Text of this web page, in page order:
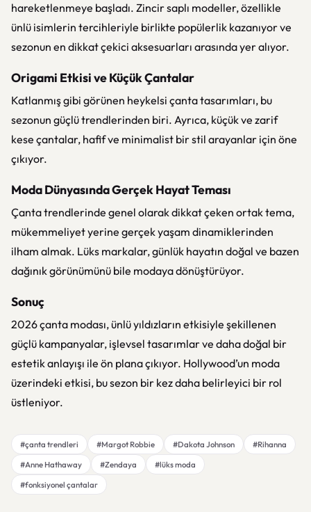
hareketlenmeye başladı. Zincir saplı modeller, özellikle
ünlü isimlerin tercihleriyle birlikte popülerlik kazanıyor ve
sezonun en dikkat çekici aksesuarları arasında yer alıyor.
Origami Etkisi ve Küçük Çantalar
Katlanmış gibi görünen heykelsi çanta tasarımları, bu
sezonun güçlü trendlerinden biri. Ayrıca, küçük ve zarif
kese çantalar, hafif ve minimalist bir stil arayanlar için öne
çıkıyor.
Moda Dünyasında Gerçek Hayat Teması
Çanta trendlerinde genel olarak dikkat çeken ortak tema,
mükemmeliyet yerine gerçek yaşam dinamiklerinden
ilham almak. Lüks markalar, günlük hayatın doğal ve bazen
dağınık görünümünü bile modaya dönüştürüyor.
Sonuç
2026 çanta modası, ünlü yıldızların etkisiyle şekillenen
güçlü kampanyalar, işlevsel tasarımlar ve daha doğal bir
estetik anlayışı ile ön plana çıkıyor. Hollywood’un moda
üzerindeki etkisi, bu sezon bir kez daha belirleyici bir rol
üstleniyor.
#çanta trendleri #Margot Robbie #Dakota Johnson
#Rihanna
#Anne Hathaway
#Zendaya
#lüks moda
#fonksiyonel çantalar